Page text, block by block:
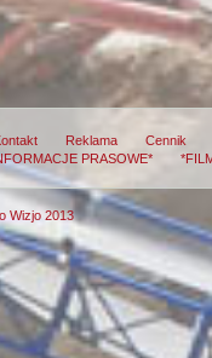
Reklama
Cennik
PRASOWE*
Wizjo 2013